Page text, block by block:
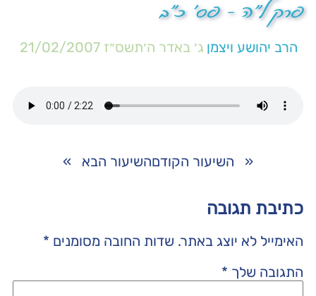
פרק ל"ה – פס' כ"ב
הרב יהושע ויצמן ג׳ באדר ה׳תשס״ז 21/02/2007
« השיעור הקודםהשיעור הבא »
כתיבת תגובה
האימייל לא יוצג באתר. שדות החובה מסומנים *
התגובה שלך *